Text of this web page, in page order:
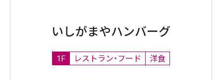
いしがまやハンバーグ
1F レストラン・フード 洋食